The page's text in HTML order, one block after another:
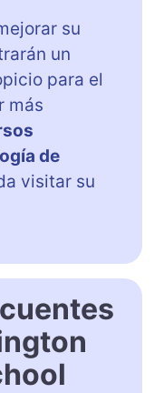
su
un
para el
más
de
visitar su